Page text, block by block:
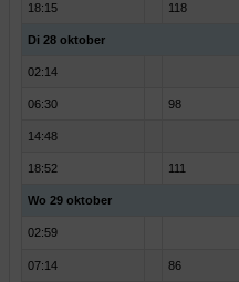
18:15 118
Di 28 oktober
02:14
06:30 98
14:48
18:52 111
Wo 29 oktober
02:59
07:14 86